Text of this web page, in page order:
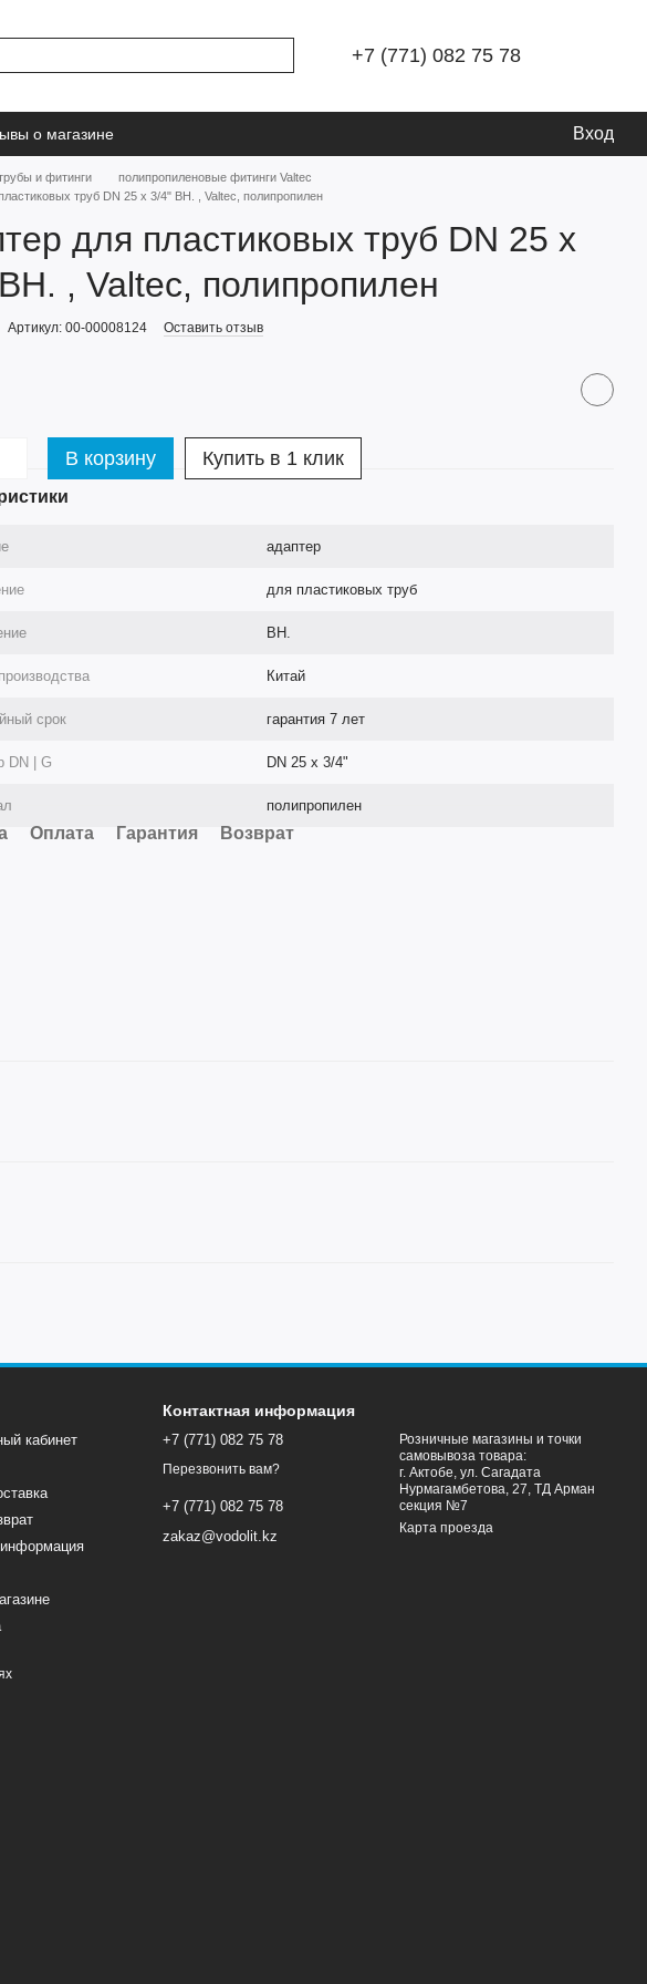
+7 (771) 082 75 78
о магазине Вход
и фитинги
полипропиленовые фитинги Valtec
труб DN 25 х 3/4" ВН. , Valtec, полипропилен
для пластиковых труб DN 25 х
, Valtec, полипропилен
Артикул: 00-00008124 Оставить отзыв
В корзину Купить в 1 клик
адаптер
для пластиковых труб
ВН.
Китай
срок гарантия 7 лет
DN | G DN 25 х 3/4"
полипропилен
Оплата Гарантия Возврат
кабинет
информация
Контактная информация
+7 (771) 082 75 78
Перезвонить вам?
+7 (771) 082 75 78
zakaz@vodolit.kz
Розничные магазины и точки
самовывоза товара:
г. Актобе, ул. Сагадата
Нурмагамбетова, 27, ТД Арман
секция №7
Карта проезда